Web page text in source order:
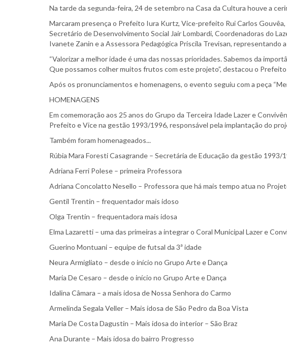
Na tarde da segunda-feira, 24 de setembro na Casa da Cultura houve a
Marcaram presença o Prefeito Iura Kurtz, Vice-prefeito Rui Carlos
Secretário de Desenvolvimento Social Jair Lombardi, Coordenadoras do
Ivanete Zanin e a Assessora Pedagógica Priscila Trevisan, representando
“Valorizar a melhor idade é uma das nossas prioridades. Sabemos da
Que possamos colher muitos frutos com este projeto”, destacou o
Após os pronunciamentos e homenagens, o evento seguiu com a peça
HOMENAGENS
Em comemoração aos 25 anos do Grupo da Terceira Idade Lazer e
Prefeito e Vice na gestão 1993/1996, responsável pela implantação do
Também foram homenageados...
Rúbia Mara Foresti Casagrande – Secretária de Educação da gestão 1993/
Adriana Ferri Polese – primeira Professora
Adriana Concolatto Nesello – Professora que há mais tempo atua no
Gentil Trentin – frequentador mais idoso
Olga Trentin – frequentadora mais idosa
Elma Lazaretti – uma das primeiras a integrar o Coral Municipal Lazer e
Guerino Montuani – equipe de futsal da 3ª idade
Neura Armigliato – desde o início no Grupo Arte e Dança
Maria De Cesaro – desde o início no Grupo Arte e Dança
Idalina Câmara – a mais idosa de Nossa Senhora do Carmo
Armelinda Segala Veller – Mais idosa de São Pedro da Boa Vista
Maria De Costa Dagustin – Mais idosa do interior – São Braz
Ana Durante – Mais idosa do bairro Progresso